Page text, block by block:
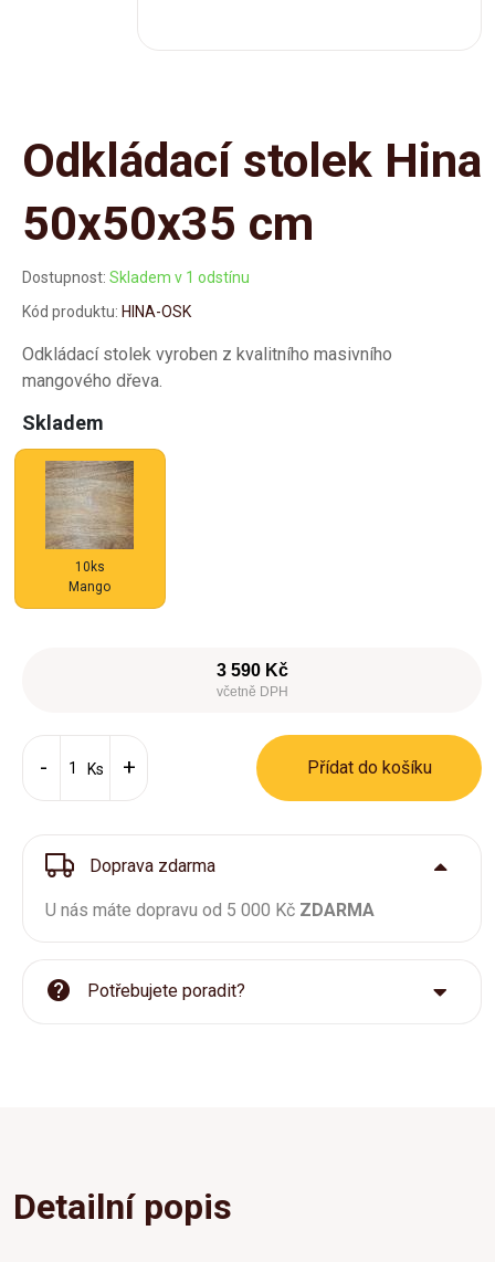
Odkládací stolek Hina
50x50x35 cm
Dostupnost: Skladem v 1 odstínu
Kód produktu: HINA-OSK
Odkládací stolek vyroben z kvalitního masivního
mangového dřeva.
Skladem
10ks
Mango
3 590 Kč
včetně DPH
Ks Přídat do košíku
Doprava zdarma
U nás máte dopravu od 5 000 Kč ZDARMA
Potřebujete poradit?
Detailní popis